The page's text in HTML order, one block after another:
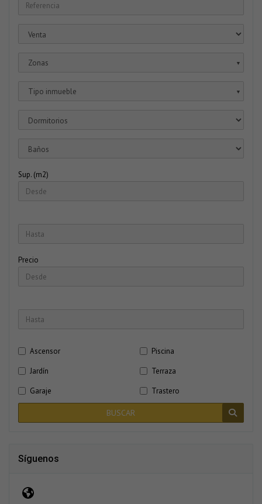
Zonas ▼
Tipo inmueble ▼
Sup. (m2)
Precio
Ascensor
Piscina
Jardín
Terraza
Garaje
Trastero
BUSCAR
Síguenos